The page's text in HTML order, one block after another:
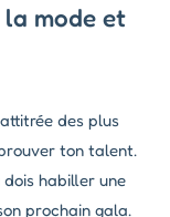
la mode et
des plus
ton talent.
habiller une
prochain gala.